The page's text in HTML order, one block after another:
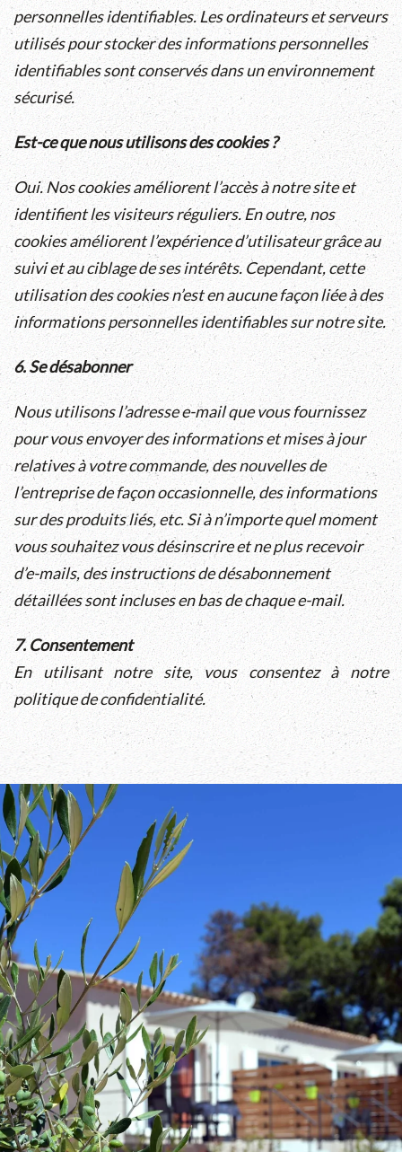
personnelles identifiables. Les ordinateurs et serveurs
utilisés pour stocker des informations personnelles
identifiables sont conservés dans un environnement
sécurisé.
Est-ce que nous utilisons des cookies ?
Oui. Nos cookies améliorent l’accès à notre site et
identifient les visiteurs réguliers. En outre, nos
cookies améliorent l’expérience d’utilisateur grâce au
suivi et au ciblage de ses intérêts. Cependant, cette
utilisation des cookies n’est en aucune façon liée à des
informations personnelles identifiables sur notre site.
6. Se désabonner
Nous utilisons l’adresse e-mail que vous fournissez
pour vous envoyer des informations et mises à jour
relatives à votre commande, des nouvelles de
l’entreprise de façon occasionnelle, des informations
sur des produits liés, etc. Si à n’importe quel moment
vous souhaitez vous désinscrire et ne plus recevoir
d’e-mails, des instructions de désabonnement
détaillées sont incluses en bas de chaque e-mail.
7. Consentement
En utilisant notre site, vous consentez à notre
politique de confidentialité.